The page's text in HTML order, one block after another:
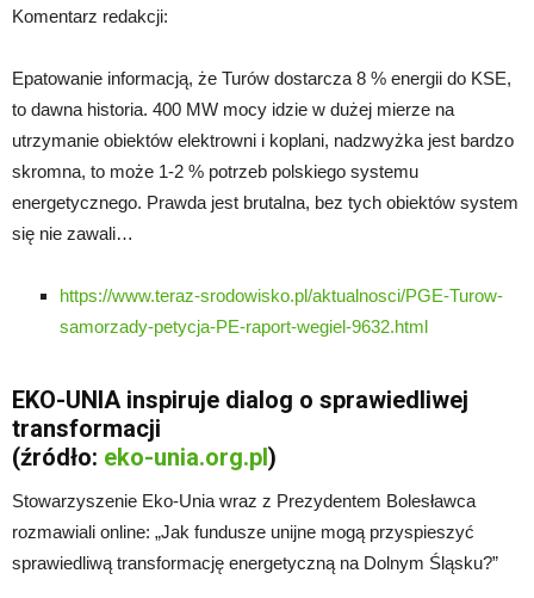
Komentarz redakcji:
Epatowanie informacją, że Turów dostarcza 8 % energii do KSE,
to dawna historia. 400 MW mocy idzie w dużej mierze na
utrzymanie obiektów elektrowni i koplani, nadzwyżka jest bardzo
skromna, to może 1-2 % potrzeb polskiego systemu
energetycznego. Prawda jest brutalna, bez tych obiektów system
się nie zawali…
https://www.teraz-srodowisko.pl/aktualnosci/PGE-Turow-
samorzady-petycja-PE-raport-wegiel-9632.html
EKO-UNIA inspiruje dialog o sprawiedliwej
transformacji
(źródło: eko-unia.org.pl)
Stowarzyszenie Eko-Unia wraz z Prezydentem Bolesławca
rozmawiali online: „Jak fundusze unijne mogą przyspieszyć
sprawiedliwą transformację energetyczną na Dolnym Śląsku?”